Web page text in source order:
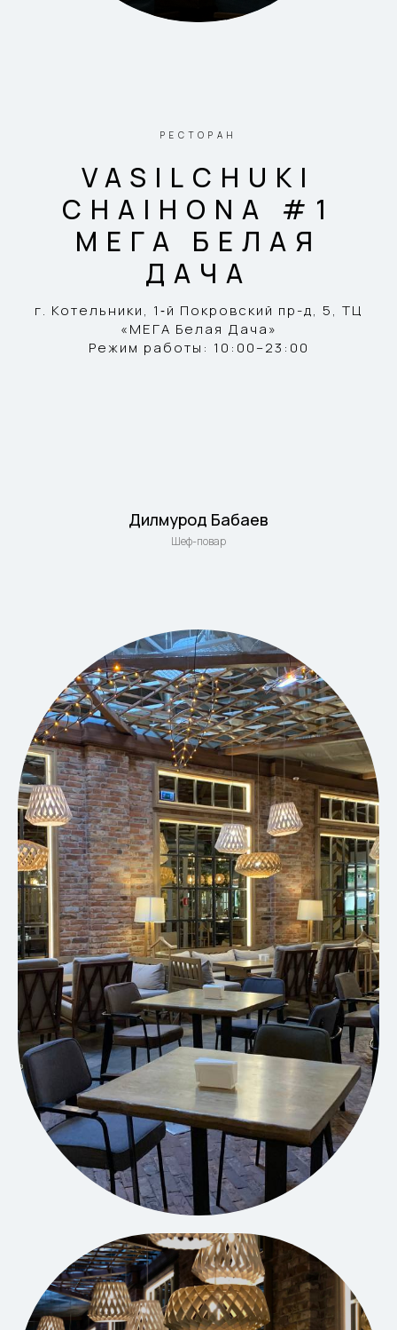
РЕСТОРАН
VASILCHUKI
CHAIHONA #1
МЕГА БЕЛАЯ
ДАЧА
г. Котельники, 1‑й Покровский пр-д, 5, ТЦ
«МЕГА Белая Дача»
Режим работы: 10:00–23:00
Дилмурод Бабаев
Шеф-повар